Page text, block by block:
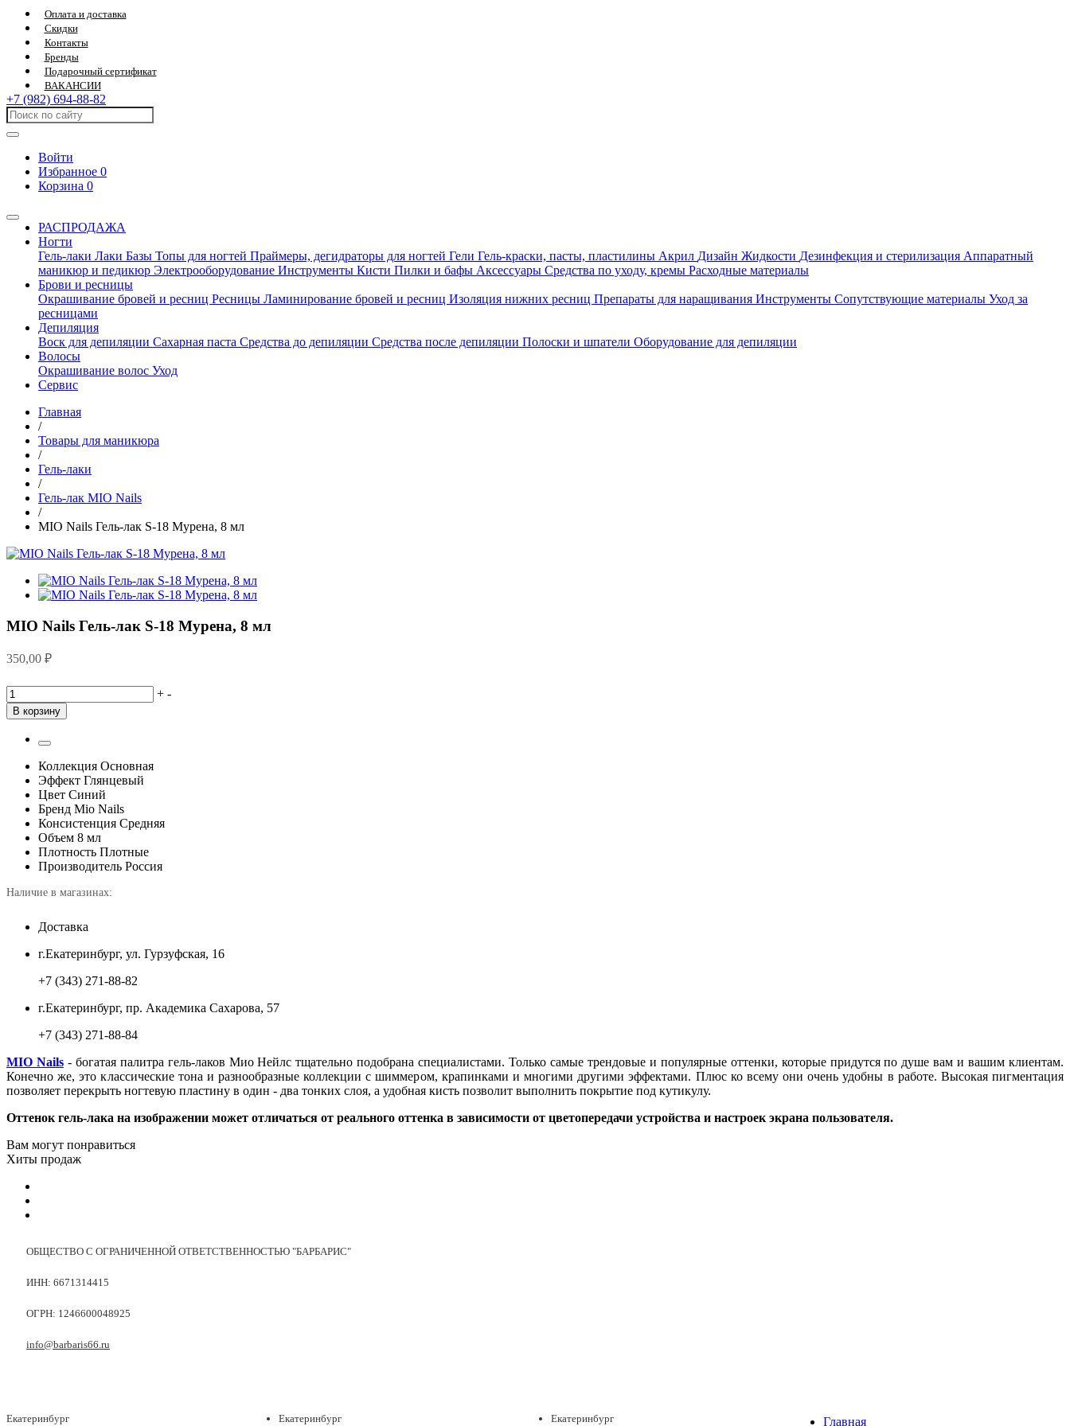
Оплата и доставка
Скидки
Контакты
Бренды
Подарочный сертификат
ВАКАНСИИ
+7 (982) 694-88-82
Войти
Избранное 0
Корзина 0
РАСПРОДАЖА
Ногти
Гель-лаки Лаки Базы Топы для ногтей Праймеры, дегидраторы для ногтей Гели Гель-краски, пасты, пластилины Акрил Дизайн Жидкости Дезинфекция и стерилизация Аппаратный
маникюр и педикюр Электрооборудование Инструменты Кисти Пилки и бафы Аксессуары Средства по уходу, кремы Расходные материалы
Брови и ресницы
Окрашивание бровей и ресниц Ресницы Ламинирование бровей и ресниц Изоляция нижних ресниц Препараты для наращивания Инструменты Сопутствующие материалы Уход за
ресницами
Депиляция
Воск для депиляции Сахарная паста Средства до депиляции Средства после депиляции Полоски и шпатели Оборудование для депиляции
Волосы
Окрашивание волос Уход
Сервис
Главная
/
Товары для маникюра
/
Гель-лаки
/
Гель-лак MIO Nails
/
MIO Nails Гель-лак S-18 Мурена, 8 мл
MIO Nails Гель-лак S-18 Мурена, 8 мл
350,00 ₽
+ -
В корзину
Коллекция Основная
Эффект Глянцевый
Цвет Синий
Бренд Mio Nails
Консистенция Средняя
Объем 8 мл
Плотность Плотные
Производитель Россия
Наличие в магазинах:
Доставка
г.Екатеринбург, ул. Гурзуфская, 16
+7 (343) 271-88-82
г.Екатеринбург, пр. Академика Сахарова, 57
+7 (343) 271-88-84
MIO Nails- богатая палитра гель-лаков Мио Нейлс тщательно подобрана специалистами. Только самые трендовые и популярные оттенки, которые придутся по душе вам и вашим клиентам.
Конечно же, это классические тона и разнообразные коллекции с шиммером, крапинками и многими другими эффектами. Плюс ко всему они очень удобны в работе. Высокая пигментация
позволяет перекрыть ногтевую пластину в один - два тонких слоя, а удобная кисть позволит выполнить покрытие под кутикулу.
Оттенок гель-лака на изображении может отличаться от реального оттенка в зависимости от цветопередачи устройства и настроек экрана пользователя.
Вам могут понравиться
Хиты продаж
ОБЩЕСТВО С ОГРАНИЧЕННОЙ ОТВЕТСТВЕННОСТЬЮ "БАРБАРИС"
ИНН: 6671314415
ОГРН: 1246600048925
info@barbaris66.ru
Екатеринбург Екатеринбург Екатеринбург Главная